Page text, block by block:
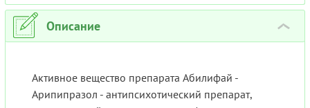
Описание ›
Активное вещество препарата Абилифай -
Арипипразол - антипсихотический препарат,